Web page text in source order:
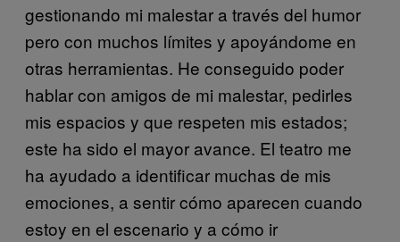
gestionando mi malestar a través del humor
pero con muchos límites y apoyándome en
otras herramientas. He conseguido poder
hablar con amigos de mi malestar, pedirles
mis espacios y que respeten mis estados;
este ha sido el mayor avance. El teatro me
ha ayudado a identificar muchas de mis
emociones, a sentir cómo aparecen cuando
estoy en el escenario y a cómo ir